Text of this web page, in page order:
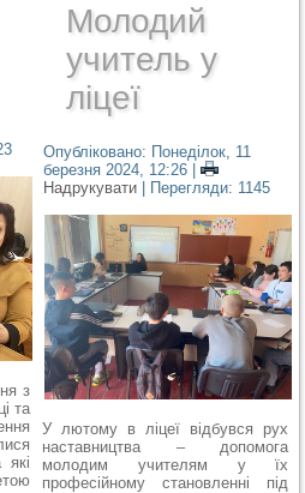
з
та
Молодий
учитель у
ліцеї
Опубліковано: Понеділок, 11
березня 2024, 12:26|
Надрукувати
| Перегляди: 1145
У лютому в ліцеї відбувся рух
наставництва – допомога
молодим учителям у їх
професійному становленні під